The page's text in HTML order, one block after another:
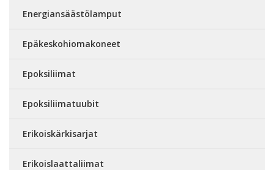
Energiansäästölamput
Epäkeskohiomakoneet
Epoksiliimat
Epoksiliimatuubit
Erikoiskärkisarjat
Erikoislaattaliimat